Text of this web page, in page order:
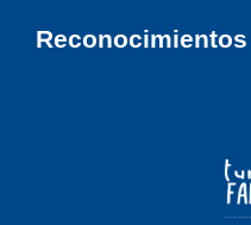
Reconocimientos